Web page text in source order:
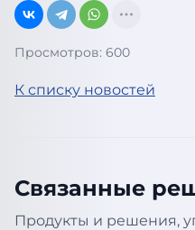
Просмотров: 600
К списку новостей
Связанные
Продукты и решения,